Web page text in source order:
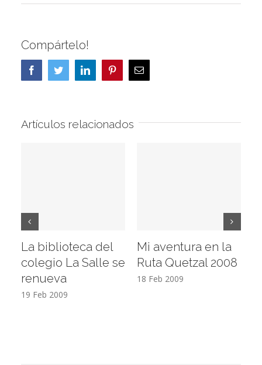
Compártelo!
FacebookTwitterLinkedInPinterestCorreo
electrónico
Artículos relacionados
La biblioteca del
colegio La Salle se
renueva
19 Feb 2009
Mi aventura en la
Ruta Quetzal 2008
18 Feb 2009